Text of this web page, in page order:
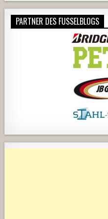
PARTNER DES FUSSELBLOGS